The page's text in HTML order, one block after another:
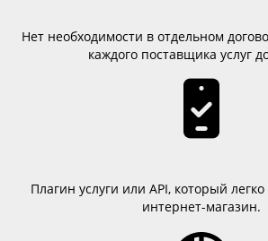
Нет необходимости в отдельном
каждого поставщика услуг
Плагин услуги или API, который
интернет-магазин.